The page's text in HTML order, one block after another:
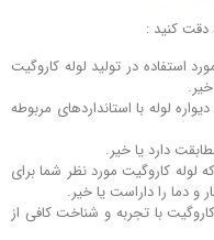
دقت کنید :
استفاده در تولید لوله کاروگیت
لوله با استانداردهای مربوطه
دارد یا خیر.
لوله کاروگیت مورد نظر شما برای
و دما را داراست یا خیر.
با تجربه و شناخت کافی از